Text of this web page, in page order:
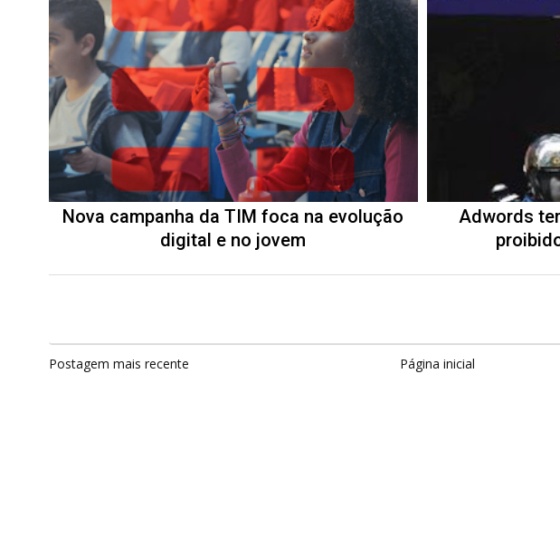
Nova campanha da TIM foca na evolução
digital e no jovem
Adwords
Postagem mais recente Página inicial